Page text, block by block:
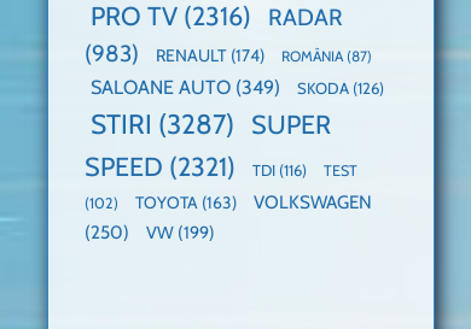
PRO TV (2316)
RADAR
(983)
RENAULT (174) ROMÂNIA(87)
SALOANE AUTO (349) SKODA (126)
STIRI (3287)
SUPER
SPEED (2321) TDI (116)
TEST
(102)
TOYOTA (163)
VOLKSWAGEN
(250)
VW (199)